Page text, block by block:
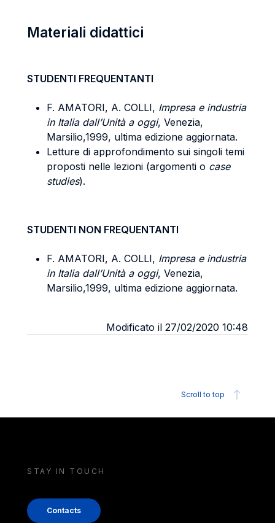
Materiali didattici
STUDENTI FREQUENTANTI
F. AMATORI, A. COLLI, Impresa e industria
in Italia dall’Unità a oggi, Venezia,
Marsilio,1999, ultima edizione aggiornata.
Letture di approfondimento sui singoli temi
proposti nelle lezioni (argomenti o case
studies).
STUDENTI NON FREQUENTANTI
F. AMATORI, A. COLLI, Impresa e industria
in Italia dall’Unità a oggi, Venezia,
Marsilio,1999, ultima edizione aggiornata.
Modificato il 27/02/2020 10:48
Scroll to top
STAY IN TOUCH
Contacts